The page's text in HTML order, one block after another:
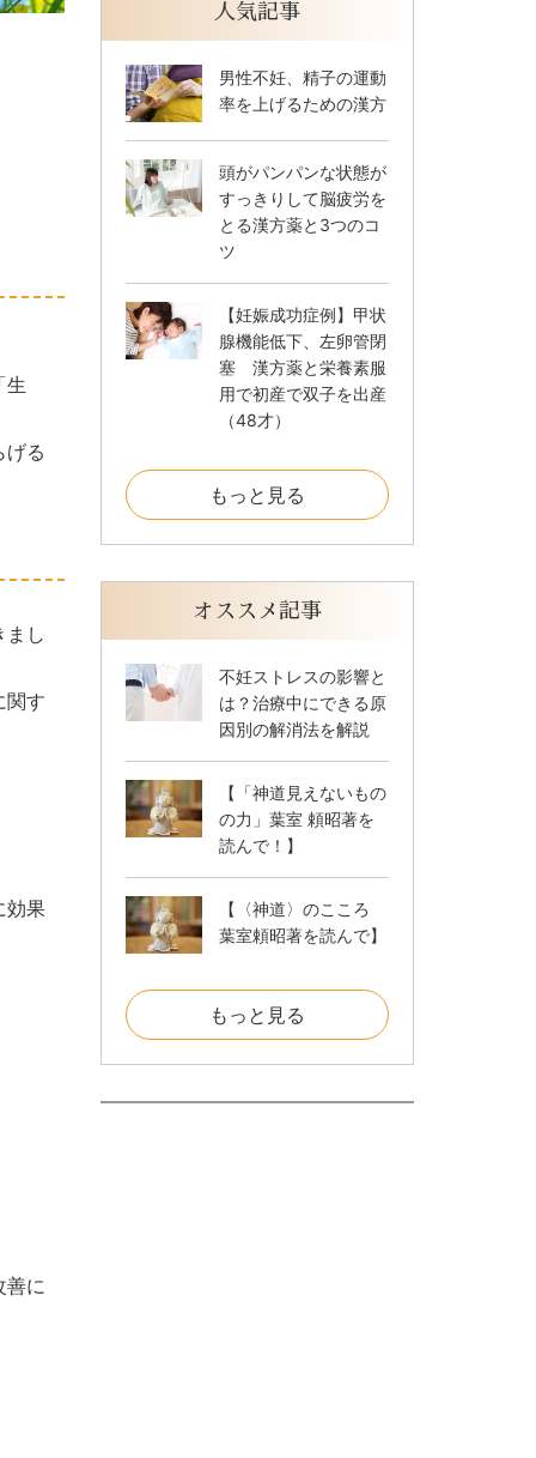
生
げる
まし
関す
効果
善に
人気記事
男性不妊、精子の運動
率を上げるための漢方
頭がパンパンな状態が
すっきりして脳疲労を
とる漢方薬と3つのコ
ツ
【妊娠成功症例】甲状
腺機能低下、左卵管閉
塞 漢方薬と栄養素服
用で初産で双子を出産
（48才）
もっと見る
オススメ記事
不妊ストレスの影響と
は？治療中にできる原
因別の解消法を解説
【「神道見えないもの
の力」葉室 頼昭著を
読んで！】
【〈神道〉のこころ
葉室頼昭著を読んで】
もっと見る